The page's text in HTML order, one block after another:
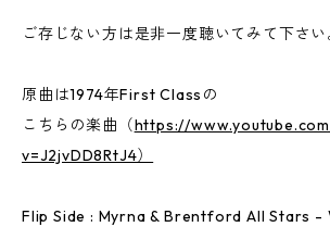
ご存じない方は是非一度聴いてみて下さい
原曲は1974年First Classの
こちらの楽曲（https://
v=J2jvDD8RtJ4）
Flip Side : Myrna & Brentford All Stars -